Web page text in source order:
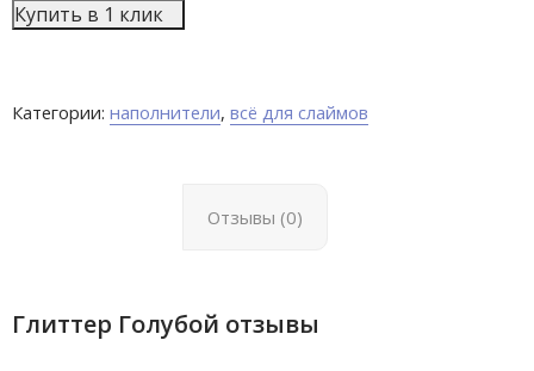
Купить в 1 клик
Категории: наполнители, всё для слаймов
Отзывы (0)
Глиттер Голубой отзывы